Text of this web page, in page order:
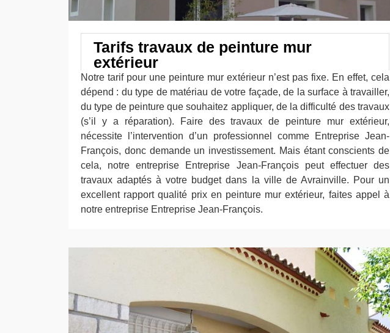
Tarifs travaux de peinture mur
extérieur
Notre tarif pour une peinture mur extérieur n’est pas fixe. En effet, cela
dépend : du type de matériau de votre façade, de la surface à travailler,
du type de peinture que souhaitez appliquer, de la difficulté des travaux
(s’il y a réparation). Faire des travaux de peinture mur extérieur,
nécessite l’intervention d’un professionnel comme Entreprise Jean-
François, donc demande un investissement. Mais étant conscients de
cela, notre entreprise Entreprise Jean-François peut effectuer des
travaux adaptés à votre budget dans la ville de Avrainville. Pour un
excellent rapport qualité prix en peinture mur extérieur, faites appel à
notre entreprise Entreprise Jean-François.